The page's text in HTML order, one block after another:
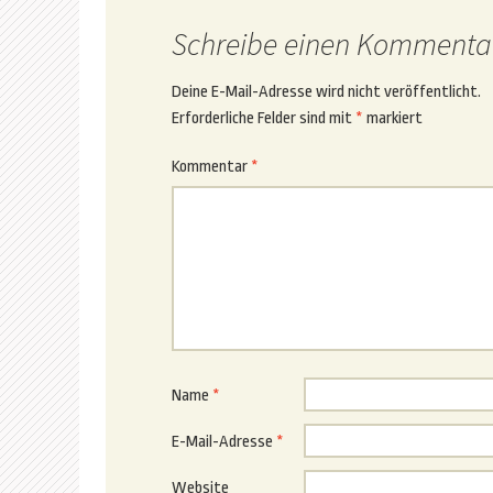
Schreibe einen
Deine E-Mail-Adresse wird nicht veröffentlicht.
Erforderliche Felder sind mit * markiert
Kommentar *
Name *
E-Mail-Adresse *
Website